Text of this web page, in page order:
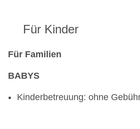
Für Kinder
Für Familien
BABYS
Kinderbetreuung: ohne